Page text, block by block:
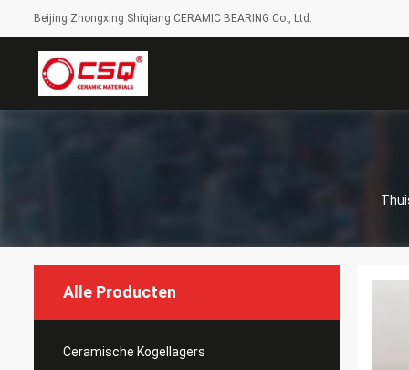
Beijing Zhongxing Shiqiang CERAMIC BEARING Co., Ltd.
Alle Producten
Ceramische Kogellagers